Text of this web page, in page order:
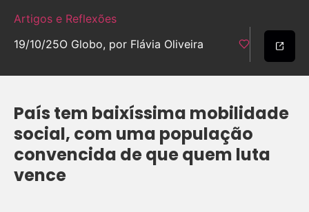
Artigos e Reflexões
19/10/25O Globo, por Flávia Oliveira
País tem baixíssima mobilidade
social, com uma população
convencida de que quem luta
vence